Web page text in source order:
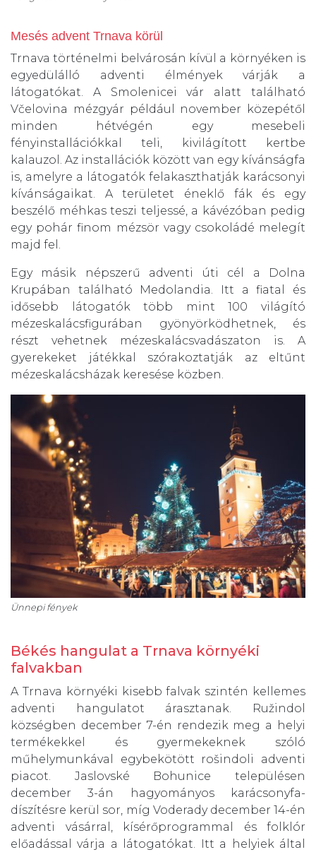
Mesés advent Trnava körül
Trnava történelmi belvárosán kívül a környéken is
egyedülálló adventi élmények várják a
látogatókat. A Smolenicei vár alatt található
Včelovina mézgyár például november közepétől
minden hétvégén egy mesebeli
fényinstallációkkal teli, kivilágított kertbe
kalauzol. Az installációk között van egy kívánságfa
is, amelyre a látogatók felakaszthatják karácsonyi
kívánságaikat. A területet éneklő fák és egy
beszélő méhkas teszi teljessé, a kávézóban pedig
egy pohár finom mézsör vagy csokoládé melegít
majd fel.
Egy másik népszerű adventi úti cél a Dolna
Krupában található Medolandia. Itt a fiatal és
idősebb látogatók több mint 100 világító
mézeskalácsfigurában gyönyörködhetnek, és
részt vehetnek mézeskalácsvadászaton is. A
gyerekeket játékkal szórakoztatják az eltűnt
mézeskalácsházak keresése közben.
Ünnepi fények
Békés hangulat a Trnava környéki
falvakban
A Trnava környéki kisebb falvak szintén kellemes
adventi hangulatot árasztanak. Ružindol
községben december 7-én rendezik meg a helyi
termékekkel és gyermekeknek szóló
műhelymunkával egybekötött rošindoli adventi
piacot. Jaslovské Bohunice településen
december 3-án hagyományos karácsonyfa-
díszítésre kerül sor, míg Voderady december 14-én
adventi vásárral, kísérőprogrammal és folklór
előadással várja a látogatókat. Itt a helyiek által